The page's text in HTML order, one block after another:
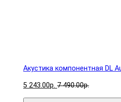
Акустика компонентная DL
5 243.00р. 7 490.00р.